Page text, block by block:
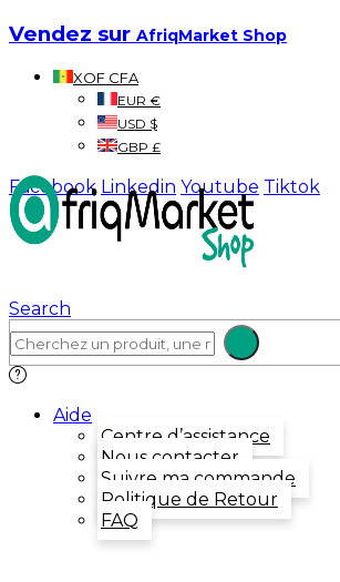
Vendez sur AfriqMarket Shop
XOF CFA
EUR €
USD $
GBP £
Facebook Linkedin Youtube Tiktok
Search
Aide
Centre d’assistance
Nous contacter
Suivre ma commande
Politique de Retour
FAQ